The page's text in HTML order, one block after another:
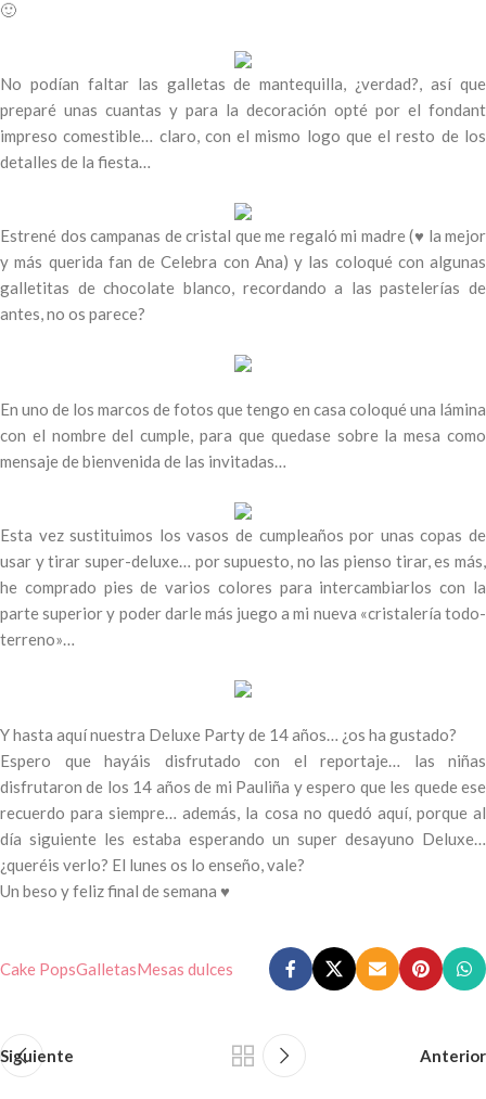
🙂
No podían faltar las galletas de mantequilla, ¿verdad?, así que
preparé unas cuantas y para la decoración opté por el fondant
impreso comestible… claro, con el mismo logo que el resto de los
detalles de la fiesta…
Estrené dos campanas de cristal que me regaló mi madre (♥ la mejor
y más querida fan de Celebra con Ana) y las coloqué con algunas
galletitas de chocolate blanco, recordando a las pastelerías de
antes, no os parece?
En uno de los marcos de fotos que tengo en casa coloqué una lámina
con el nombre del cumple, para que quedase sobre la mesa como
mensaje de bienvenida de las invitadas…
Esta vez sustituimos los vasos de cumpleaños por unas copas de
usar y tirar super-deluxe… por supuesto, no las pienso tirar, es más,
he comprado pies de varios colores para intercambiarlos con la
parte superior y poder darle más juego a mi nueva «cristalería todo-
terreno»…
Y hasta aquí nuestra Deluxe Party de 14 años… ¿os ha gustado?
Espero que hayáis disfrutado con el reportaje… las niñas
disfrutaron de los 14 años de mi Pauliña y espero que les quede ese
recuerdo para siempre… además, la cosa no quedó aquí, porque al
día siguiente les estaba esperando un super desayuno Deluxe…
¿queréis verlo? El lunes os lo enseño, vale?
Un beso y feliz final de semana ♥
Cake PopsGalletasMesas dulces
Siguiente Anterior